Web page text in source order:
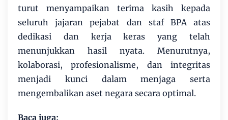
turut menyampaikan terima kasih kepada
seluruh jajaran pejabat dan staf BPA atas
dedikasi dan kerja keras yang telah
menunjukkan hasil nyata. Menurutnya,
kolaborasi, profesionalisme, dan integritas
menjadi kunci dalam menjaga serta
mengembalikan aset negara secara optimal.
Baca juga: